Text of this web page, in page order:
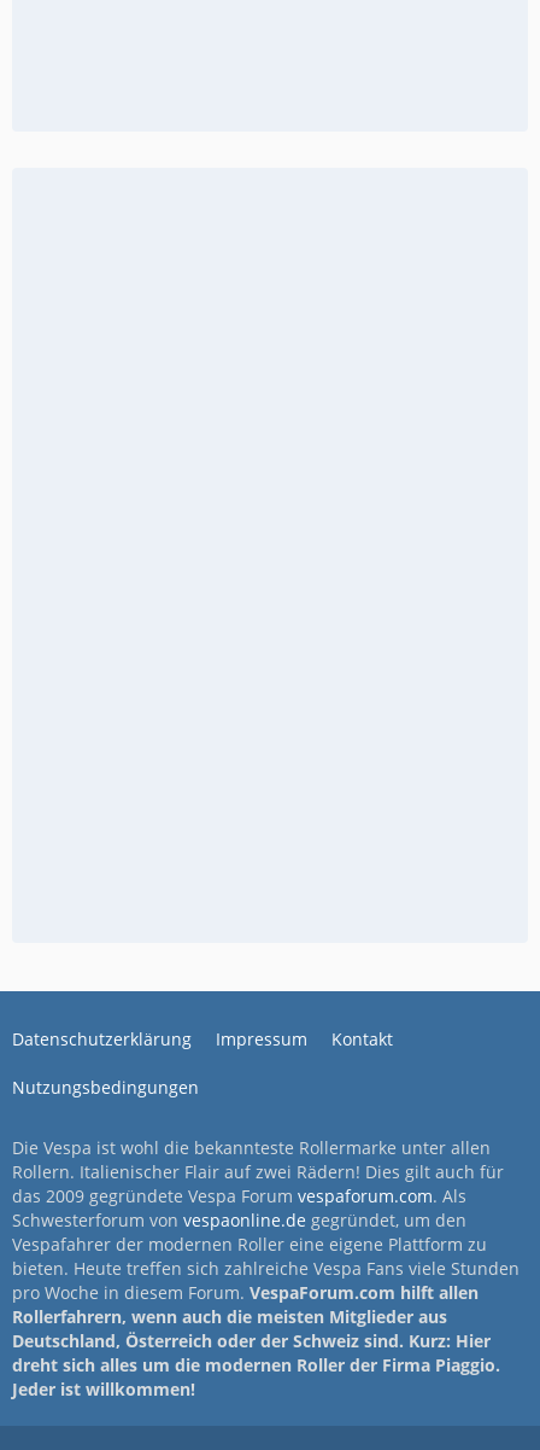
Datenschutzerklärung Impressum Kontakt
Nutzungsbedingungen
Die Vespa ist wohl die bekannteste Rollermarke unter allen
Rollern. Italienischer Flair auf zwei Rädern! Dies gilt auch für
das 2009 gegründete Vespa Forum vespaforum.com. Als
Schwesterforum von vespaonline.de gegründet, um den
Vespafahrer der modernen Roller eine eigene Plattform zu
bieten. Heute treffen sich zahlreiche Vespa Fans viele Stunden
pro Woche in diesem Forum. VespaForum.com hilft allen
Rollerfahrern, wenn auch die meisten Mitglieder aus
Deutschland, Österreich oder der Schweiz sind. Kurz: Hier
dreht sich alles um die modernen Roller der Firma Piaggio.
Jeder ist willkommen!